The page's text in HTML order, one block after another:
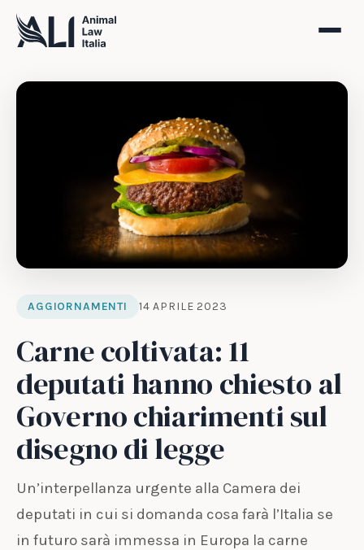
AGGIORNAMENTI 14 APRILE 2023
Carne coltivata: 11
deputati hanno chiesto al
Governo chiarimenti sul
disegno di legge
Un’interpellanza urgente alla Camera dei
deputati in cui si domanda cosa farà l’Italia se
in futuro sarà immessa in Europa la carne